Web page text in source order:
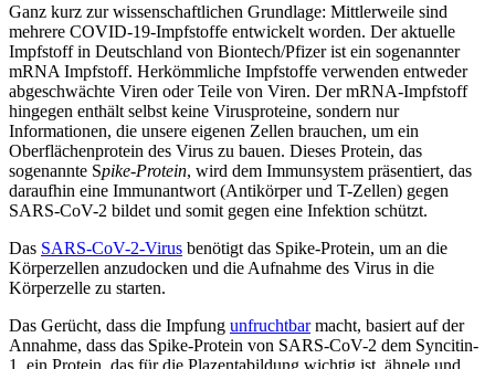
Ganz kurz zur wissenschaftlichen Grundlage: Mittlerweile sind
mehrere COVID-19-Impfstoffe entwickelt worden. Der aktuelle
Impfstoff in Deutschland von Biontech/Pfizer ist ein sogenannter
mRNA Impfstoff. Herkömmliche Impfstoffe verwenden entweder
abgeschwächte Viren oder Teile von Viren. Der mRNA-Impfstoff
hingegen enthält selbst keine Virusproteine, sondern nur
Informationen, die unsere eigenen Zellen brauchen, um ein
Oberflächenprotein des Virus zu bauen. Dieses Protein, das
sogenannte Spike-Protein, wird dem Immunsystem präsentiert, das
daraufhin eine Immunantwort (Antikörper und T-Zellen) gegen
SARS-CoV-2 bildet und somit gegen eine Infektion schützt.
Das SARS-CoV-2-Virus benötigt das Spike-Protein, um an die
Körperzellen anzudocken und die Aufnahme des Virus in die
Körperzelle zu starten.
Das Gerücht, dass die Impfung unfruchtbarmacht, basiert auf der
Annahme, dass das Spike-Protein von SARS-CoV-2 dem Syncitin-
1, ein Protein, das für die Plazentabildung wichtig ist, ähnele und